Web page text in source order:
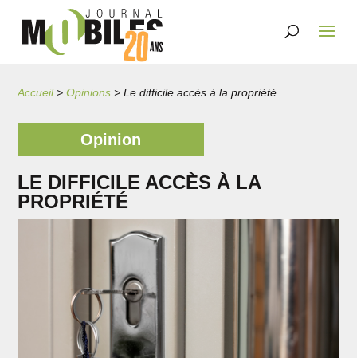
Accueil>Opinions >Le difficile accès à la propriété
Opinion
LE DIFFICILE ACCÈS À LA
PROPRIÉTÉ